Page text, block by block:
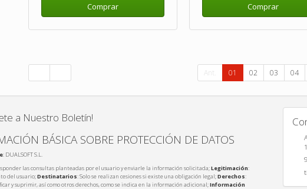
Comprar Comprar
Ant. 01 02 03 04
a Nuestro Boletín!
BÁSICA SOBRE PROTECCIÓN DE DATOS
: DUALSOFT S.L.
las consultas planteadas por el usuario y enviarle la información solicitada;Legitimación:
del usuario;Destinatarios: Solo se realizan cesiones si existe una obligación legal;Derechos:
y suprimir, así como otros derechos, como se indica en la información adicional;Información